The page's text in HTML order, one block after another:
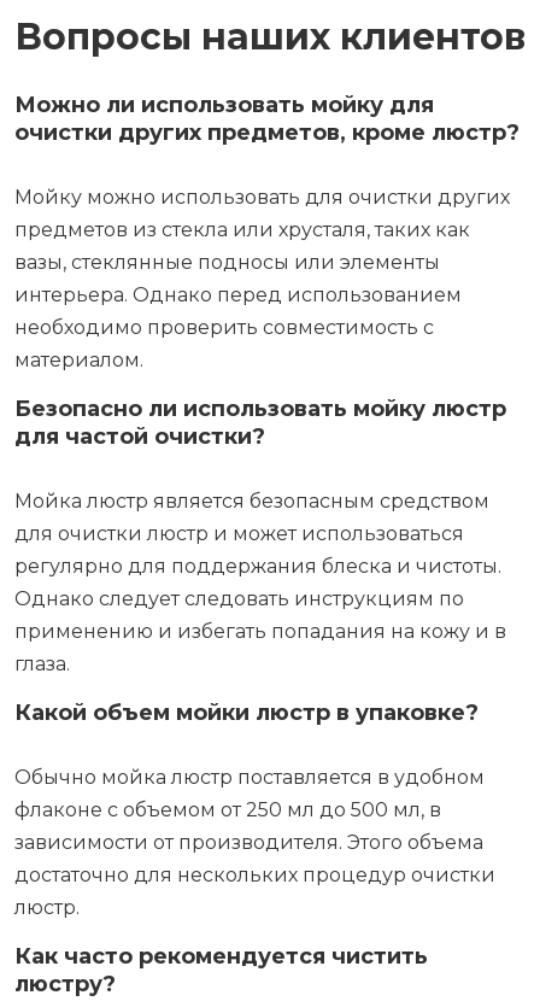
Вопросы наших клиентов
Можно ли использовать мойку для
очистки других предметов, кроме люстр?
Мойку можно использовать для очистки других
предметов из стекла или хрусталя, таких как
вазы, стеклянные подносы или элементы
интерьера. Однако перед использованием
необходимо проверить совместимость с
материалом.
Безопасно ли использовать мойку люстр
для частой очистки?
Мойка люстр является безопасным средством
для очистки люстр и может использоваться
регулярно для поддержания блеска и чистоты.
Однако следует следовать инструкциям по
применению и избегать попадания на кожу и в
глаза.
Какой объем мойки люстр в упаковке?
Обычно мойка люстр поставляется в удобном
флаконе с объемом от 250 мл до 500 мл, в
зависимости от производителя. Этого объема
достаточно для нескольких процедур очистки
люстр.
Как часто рекомендуется чистить
люстру?